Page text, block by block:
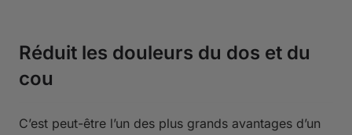
Réduit les douleurs du dos et du
cou
C’est peut-être l’un des plus grands avantages d’un